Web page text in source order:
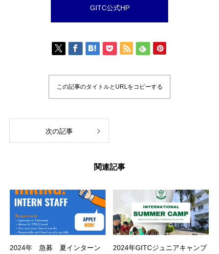
GITC公式HP
この記事のタイトルとURLをコピーする
次の記事
関連記事
2024年 急募 夏インターン
2024年GITCジュニアキャンプ